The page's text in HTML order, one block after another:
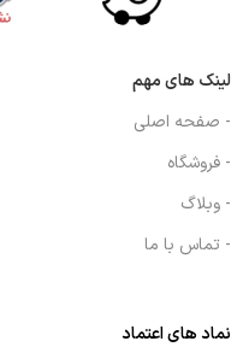
لینک های مهم
- صفحه اصلی
- فروشگاه
- وبلاگ
- تماس با ما
نماد های اعتماد